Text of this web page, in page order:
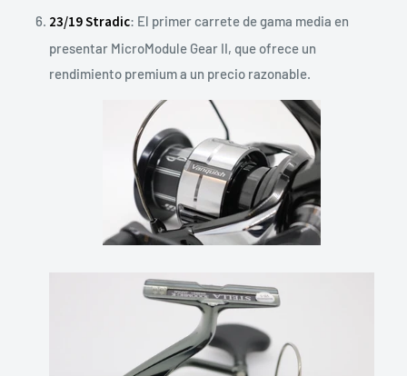
23/19 Stradic: El primer carrete de gama media en
presentar MicroModule Gear II, que ofrece un
rendimiento premium a un precio razonable.